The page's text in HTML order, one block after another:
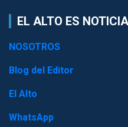
EL ALTO ES NOTICIA
NOSOTROS
Blog del Editor
El Alto
WhatsApp